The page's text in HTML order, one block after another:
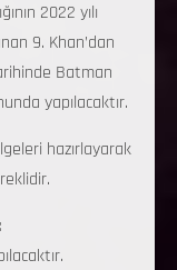
2022 yılı
9. Khan’dan
Batman
yapılacaktır.
hazırlayarak